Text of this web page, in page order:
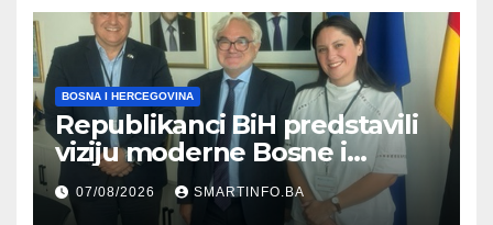
BOSNA I HERCEGOVINA
Republikanci BiH predstavili
viziju moderne Bosne i
Hercegovine ambasadoru
Njemačke
07/08/2026 SMARTINFO.BA